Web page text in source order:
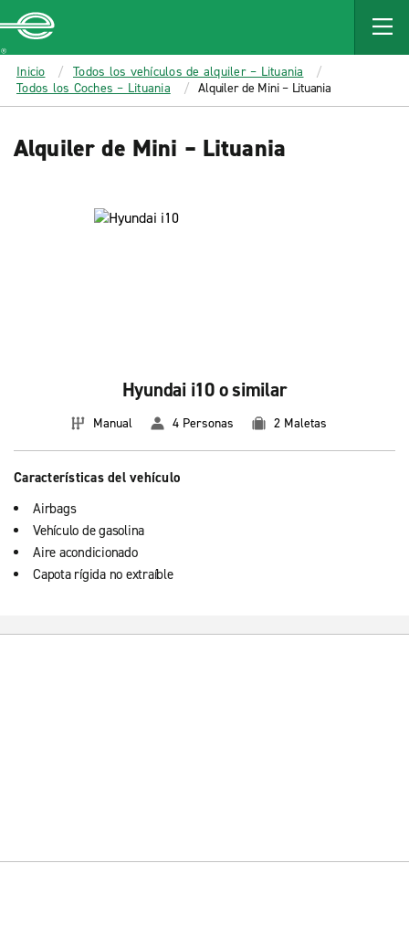
MAIN
CONTENT
Enterprise
Inicio
Todos los vehículos de alquiler – Lituania
Todos los Coches – Lituania
Alquiler de Mini – Lituania
Alquiler de Mini – Lituania
Hyundai i10 o similar
Manual 4 Personas 2 Maletas
Características del vehículo
Airbags
Vehículo de gasolina
Aire acondicionado
Capota rígida no extraíble